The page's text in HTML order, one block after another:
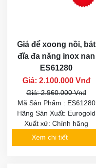
Giá để xoong nồi, bát
đĩa đa năng inox nan
ES61280
Giá: 2.100.000 Vnđ
Giá: 2.960.000 Vnđ
Mã Sản Phẩm : ES61280
Hãng Sản Xuất: Eurogold
Xuất xứ: Chính hãng
Xem chi tiết